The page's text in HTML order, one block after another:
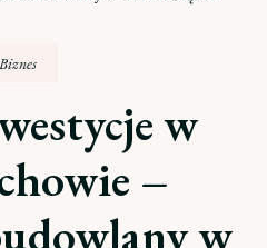
Biznes
w
–
w